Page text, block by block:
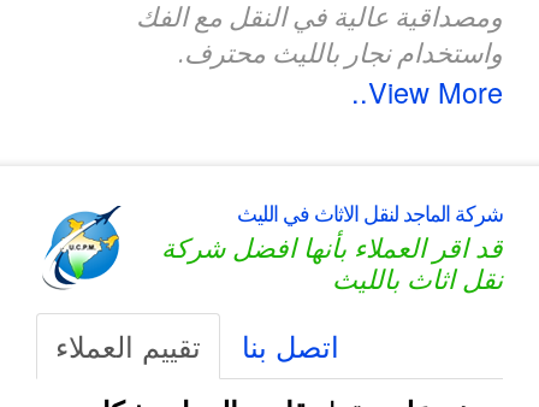
ومصداقية عالية في النقل مع الفك
واستخدام نجار بالليث محترف.
View More..
شركة الماجد لنقل الاثاث في الليث
قد اقر العملاء بأنها افضل شركة
نقل اثاث بالليث
تقييم العملاء اتصل بنا